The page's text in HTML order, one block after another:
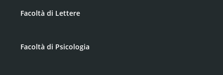
Facoltà di Lettere
Facoltà di Psicologia